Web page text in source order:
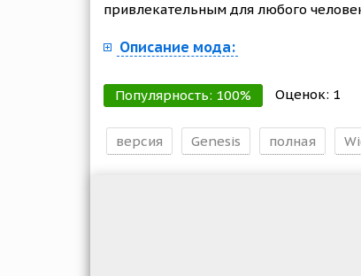
привлекательным для любого
Описание мода:
Популярность: 100% Оценок: 1
версия Genesis полная